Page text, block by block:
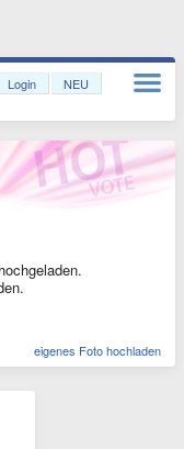
Login NEU
eigenes Foto hochladen